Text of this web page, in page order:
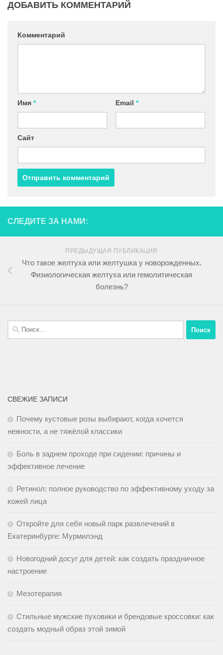
ДОБАВИТЬ КОММЕНТАРИЙ
Комментарий
Имя * Email *
Сайт
СЛЕДИТЕ ЗА НАМИ:
ПРЕДЫДУЩАЯ ПУБЛИКАЦИЯ
Что такое желтуха или желтушка у новорожденных.
Физиологическая желтуха или гемолитическая
болезнь?
СВЕЖИЕ ЗАПИСИ
Почему кустовые розы выбирают, когда хочется
нежности, а не тяжёлой классики
Боль в заднем проходе при сидении: причины и
эффективное лечение
Ретинол: полное руководство по эффективному уходу за
кожей лица
Откройте для себя новый парк развлечений в
Екатеринбурге: Мурмилэнд
Новогодний досуг для детей: как создать праздничное
настроение
Мезотерапия
Стильные мужские пуховики и брендовые кроссовки: как
создать модный образ этой зимой